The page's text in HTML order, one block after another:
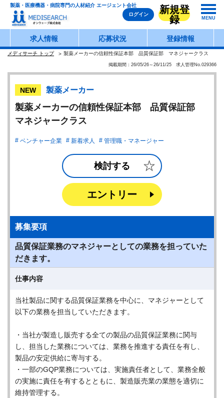
製薬・医療機器・病院専門の人材紹介 エージェント会社
ログイン
新規登
録
MENU
求人情報 応募状況 登録情報
メディサーチ トップ 製薬メーカーの信頼性保証本部 品質保証部 マネジャークラス
掲載期間：26/05/26～26/11/25 求人管理No.029366
NEW 製薬メーカー
製薬メーカーの信頼性保証本部 品質保証部
マネジャークラス
ベンチャー企業 新着求人 管理職・マネージャー
検討する
エントリー
募集要項
品質保証業務のマネジャーとしての業務を担っていた
だきます。
仕事内容
当社製品に関する品質保証業務を中心に、マネジャーとして
以下の業務を担当していただきます。
・当社が製造し販売する全ての製品の品質保証業務に関与
し、担当した業務については、業務を推進する責任を有し、
製品の安定供給に寄与する。
・一部のGQP業務については、実施責任者として、業務全般
の実施に責任を有するとともに、製造販売業の業態を適切に
維持管理する。